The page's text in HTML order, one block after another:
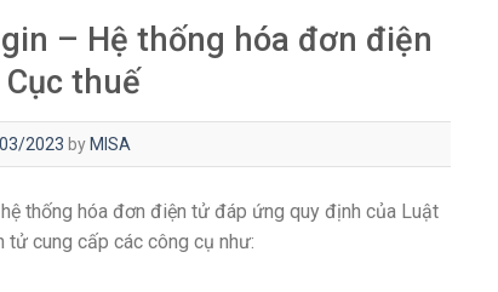
– Hệ thống hóa đơn điện
thuế
2023 byMISA
thống hóa đơn điện tử đáp ứng quy định của Luật
tử cung cấp các công cụ như: